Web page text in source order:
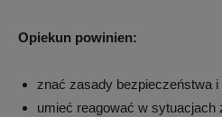
Opiekun powinien:
znać zasady bezpieczeństwa i
umieć reagować w sytuacjach